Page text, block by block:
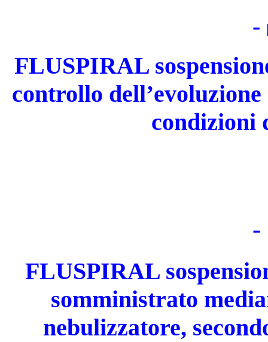
-
FLUSPIRAL
controllo
condizioni
-
FLUSPIRAL
somministrato
nebulizzatore,